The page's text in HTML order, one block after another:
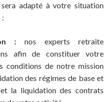
adapté à votre situation
:
: nos experts retraite
afin de constituer votre
conditions de notre mission
des régimes de base et
et la liquidation des contrats